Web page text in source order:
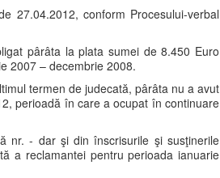
27.04.2012, conform Procesului-verbal
pârâta la plata sumei de 8.450 Euro
2007 – decembrie 2008.
termen de judecată, pârâta nu a avut
perioadă în care a ocupat în continuare
nr. - dar şi din înscrisurile şi susţinerile
a reclamantei pentru perioada ianuarie